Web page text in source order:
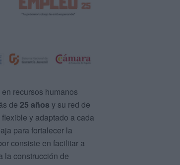
recursos humanos
de 25 años y su red de
y adaptado a cada
para fortalecer la
consiste en facilitar a
la construcción de